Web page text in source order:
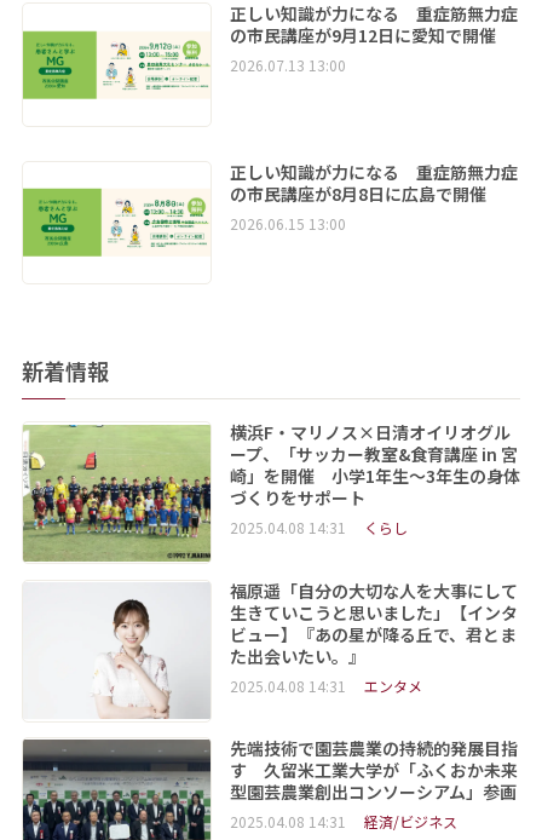
正しい知識が力になる 重症筋無力症
の市民講座が9月12日に愛知で開催
2026.07.13 13:00
正しい知識が力になる 重症筋無力症
の市民講座が8月8日に広島で開催
2026.06.15 13:00
新着情報
横浜F・マリノス×日清オイリオグル
ープ、「サッカー教室&食育講座 in 宮
崎」を開催 小学1年生～3年生の身体
づくりをサポート
2025.04.08 14:31 くらし
福原遥「自分の大切な人を大事にして
生きていこうと思いました」【インタ
ビュー】『あの星が降る丘で、君とま
た出会いたい。』
2025.04.08 14:31 エンタメ
先端技術で園芸農業の持続的発展目指
す 久留米工業大学が「ふくおか未来
型園芸農業創出コンソーシアム」参画
2025.04.08 14:31 経済/ビジネス